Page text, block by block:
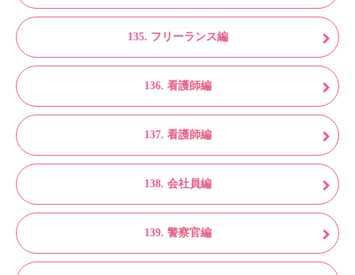
135. フリーランス編
136. 看護師編
137. 看護師編
138. 会社員編
139. 警察官編